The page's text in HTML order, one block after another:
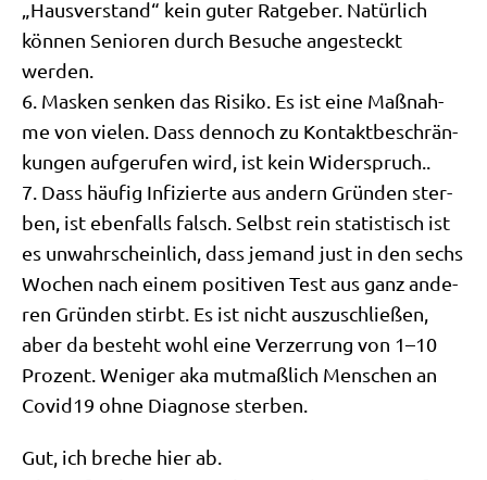
„Haus­ver­stand“ kein guter Rat­ge­ber. Natür­lich
kön­nen Senio­ren durch Besu­che ange­steckt
werden.
6. Mas­ken sen­ken das Risi­ko. Es ist eine Maß­nah­
me von vie­len. Dass den­noch zu Kon­takt­be­schrän­
kun­gen auf­ge­ru­fen wird, ist kein Widerspruch..
7. Dass häu­fig Infi­zier­te aus andern Grün­den ster­
ben, ist eben­falls falsch. Selbst rein sta­ti­stisch ist
es unwahr­schein­lich, dass jemand just in den sechs
Wochen nach einem posi­ti­ven Test aus ganz ande­
ren Grün­den stirbt. Es ist nicht aus­zu­schlie­ßen,
aber da besteht wohl eine Ver­zer­rung von 1–10
Pro­zent. Weni­ger aka mut­maß­lich Men­schen an
Covid19 ohne Dia­gno­se sterben.
Gut, ich bre­che hier ab.